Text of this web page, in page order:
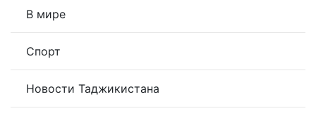
В мире
Спорт
Новости Таджикистана